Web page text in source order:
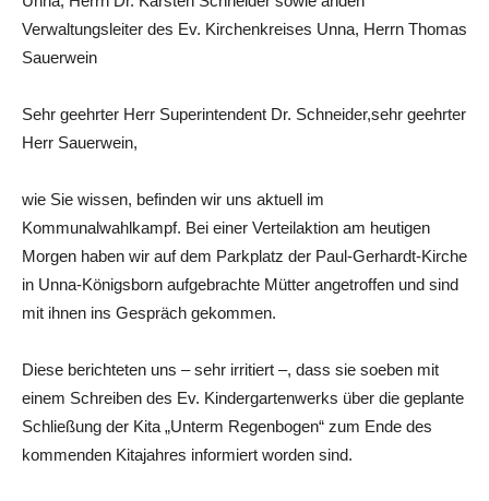
Verwaltungsleiter des Ev. Kirchenkreises Unna, Herrn Thomas
Sauerwein
Sehr geehrter Herr Superintendent Dr. Schneider,sehr geehrter
Herr Sauerwein,
wie Sie wissen, befinden wir uns aktuell im
Kommunalwahlkampf. Bei einer Verteilaktion am heutigen
Morgen haben wir auf dem Parkplatz der Paul-Gerhardt-Kirche
in Unna-Königsborn aufgebrachte Mütter angetroffen und sind
mit ihnen ins Gespräch gekommen.
Diese berichteten uns – sehr irritiert –, dass sie soeben mit
einem Schreiben des Ev. Kindergartenwerks über die geplante
Schließung der Kita „Unterm Regenbogen“ zum Ende des
kommenden Kitajahres informiert worden sind.